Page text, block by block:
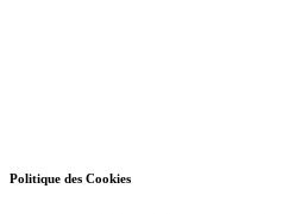
Politique des Cookies